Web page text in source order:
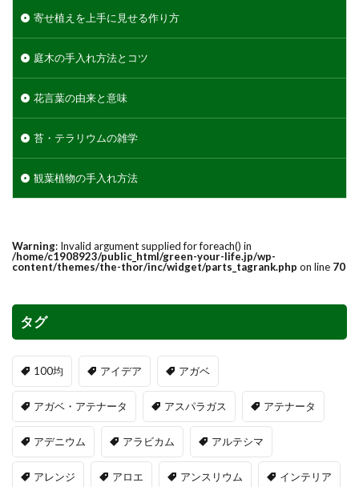
寄せ植えを上手に見せる作り方
庭木の手入れ方法とコツ
花言葉の由来と意味
苔・テラリウムの雑学
観葉植物の手入れ方法
Warning: Invalid argument supplied for foreach() in
/home/c1908923/public_html/green-your-life.jp/wp-
content/themes/the-thor/inc/widget/parts_tagrank.php on line 70
タグ
100均 アイデア アガベ
アガベ・アテナータ アスパラガス アテナータ
アデニウム アラビカム アルテシマ
アレンジ アロエ アンスリウム インテリア